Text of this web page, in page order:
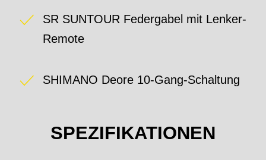
SR SUNTOUR Federgabel mit Lenker-
Remote
SHIMANO Deore 10-Gang-Schaltung
SPEZIFIKATIONEN